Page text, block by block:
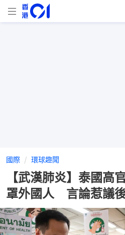
國際 環球趣聞
【武漢肺炎】泰國高
罩外國人 言論惹議